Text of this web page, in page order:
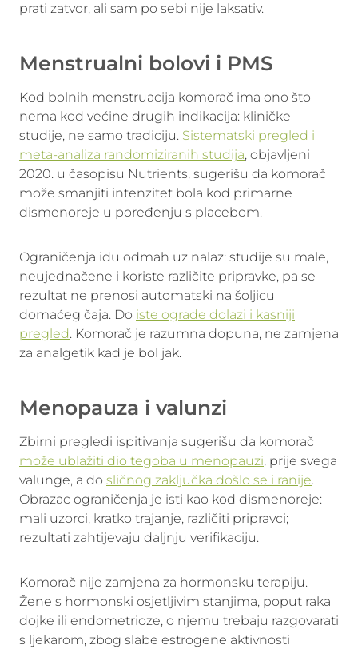
prati zatvor, ali sam po sebi nije laksativ.
Menstrualni bolovi i PMS
Kod bolnih menstruacija komorač ima ono što
nema kod većine drugih indikacija: kliničke
studije, ne samo tradiciju. Sistematski pregled i
meta-analiza randomiziranih studija, objavljeni
2020. u časopisu Nutrients, sugerišu da komorač
može smanjiti intenzitet bola kod primarne
dismenoreje u poređenju s placebom.
Ograničenja idu odmah uz nalaz: studije su male,
neujednačene i koriste različite pripravke, pa se
rezultat ne prenosi automatski na šoljicu
domaćeg čaja. Do iste ograde dolazi i kasniji
pregled. Komorač je razumna dopuna, ne zamjena
za analgetik kad je bol jak.
Menopauza i valunzi
Zbirni pregledi ispitivanja sugerišu da komorač
može ublažiti dio tegoba u menopauzi, prije svega
valunge, a do sličnog zaključka došlo se i ranije.
Obrazac ograničenja je isti kao kod dismenoreje:
mali uzorci, kratko trajanje, različiti pripravci;
rezultati zahtijevaju daljnju verifikaciju.
Komorač nije zamjena za hormonsku terapiju.
Žene s hormonski osjetljivim stanjima, poput raka
dojke ili endometrioze, o njemu trebaju razgovarati
s ljekarom, zbog slabe estrogene aktivnosti